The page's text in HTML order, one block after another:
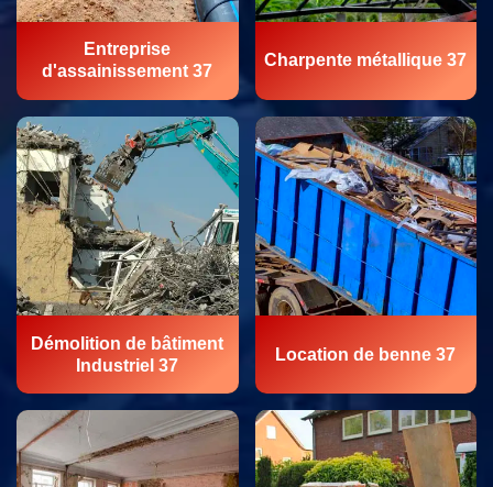
Entreprise
d'assainissement 37
Charpente métallique 37
Démolition de bâtiment
Industriel 37
Location de benne 37